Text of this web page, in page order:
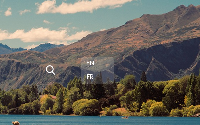
EN
FR